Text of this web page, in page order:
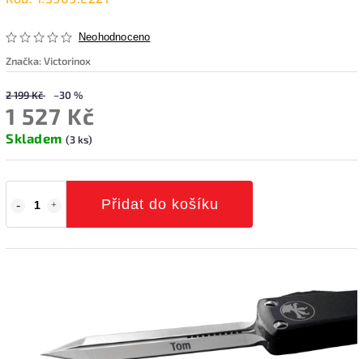
Neohodnoceno
Značka:Victorinox
2 199 Kč –30 %
1 527 Kč
Skladem (3 ks)
Přidat do košíku